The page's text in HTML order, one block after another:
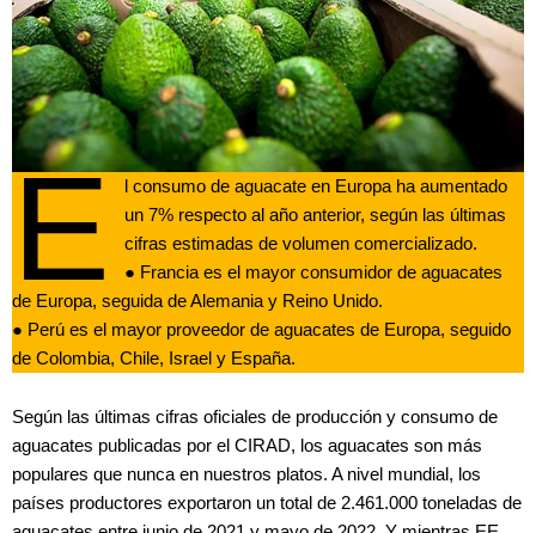
E
l consumo de aguacate en Europa ha aumentado
un 7% respecto al año anterior, según las últimas
cifras estimadas de volumen comercializado.
● Francia es el mayor consumidor de aguacates
de Europa, seguida de Alemania y Reino Unido.
● Perú es el mayor proveedor de aguacates de Europa, seguido
de Colombia, Chile, Israel y España.
Según las últimas cifras oficiales de producción y consumo de
aguacates publicadas por el CIRAD, los aguacates son más
populares que nunca en nuestros platos. A nivel mundial, los
países productores exportaron un total de 2.461.000 toneladas de